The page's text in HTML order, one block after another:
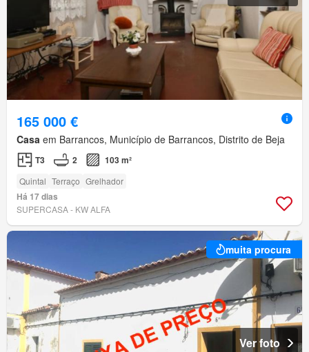
165 000 €
Casa em Barrancos, Município de Barrancos, Distrito de Beja
T3 2 103 m²
Quintal Terraço Grelhador
Há 17 dias
SUPERCASA - KW ALFA
muita procura
Ver foto